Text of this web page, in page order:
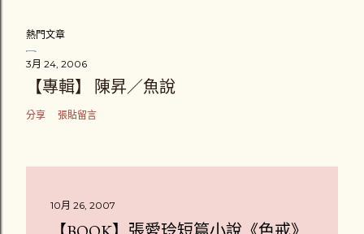
熱門文章
3月 24, 2006
【專輯】 陳昇／魚說
分享 張貼留言
10月 26, 2007